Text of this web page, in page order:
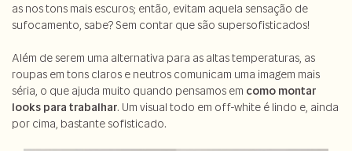
as nos tons mais escuros; então, evitam aquela sensação de
sufocamento, sabe? Sem contar que são supersofisticados!
Além de serem uma alternativa para as altas temperaturas, as
roupas em tons claros e neutros comunicam uma imagem mais
séria, o que ajuda muito quando pensamos em como montar
looks para trabalhar. Um visual todo em off-white é lindo e, ainda
por cima, bastante sofisticado.